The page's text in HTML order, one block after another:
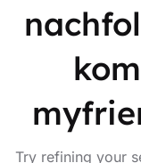
Try refining your